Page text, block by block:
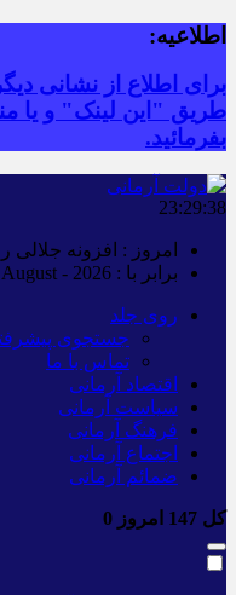
اطلاعیه:
برای اطلاع از نشانی
طریق "این لینک" و یا
بفرمائید.
23:29:38
امروز : افزونه جلالی
برابر با : Thursday - 6 August - 2026
روی جلد
جستجوی
تماس با ما
اقتصاد آرمانی
سیاست آرمانی
فرهنگ آرمانی
اجتماع آرمانی
ضمائم آرمانی
کل امروز 0